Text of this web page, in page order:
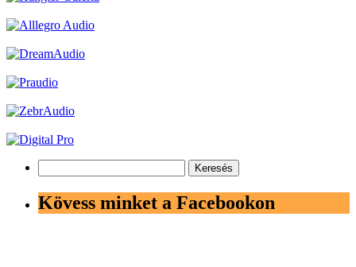
Kövess minket a Facebookon